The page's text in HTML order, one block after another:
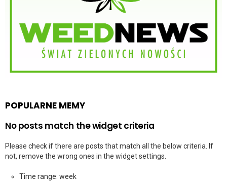
POPULARNE MEMY
No posts match the widget criteria
Please check if there are posts that match all the below criteria. If
not, remove the wrong ones in the widget settings.
Time range: week